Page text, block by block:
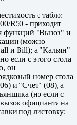
с табло:
R50 - приходит
функций "Вызов" и
(можно
и Bill); а "Кальян"
если с этого стола
он
номер стола
и "Счет" (08), а
(но если с
официанта на
под листовку: